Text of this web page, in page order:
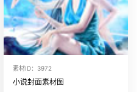
ID:10803
ID:10802
ID:10797
材ID:10792
素材ID：3972
小说封面素材图